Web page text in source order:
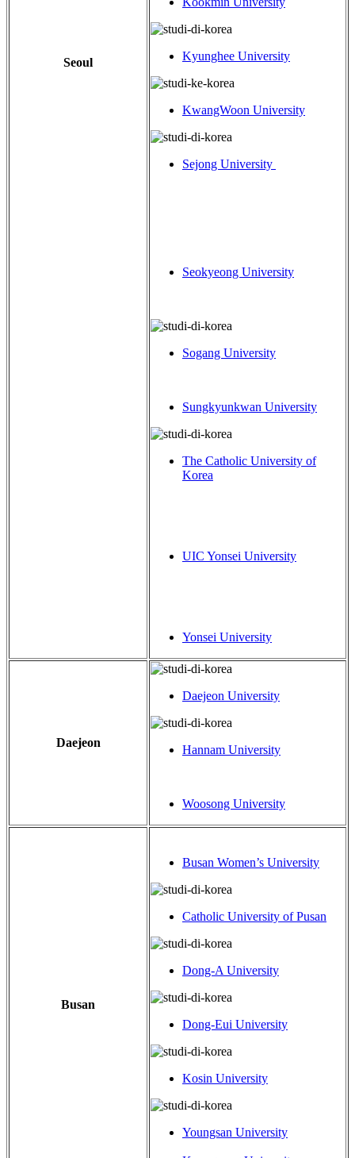
Seoul Kyunghee University
KwangWoon University
Sejong University
Seokyeong University
Sogang University
Sungkyunkwan University
The Catholic University of
Korea
UIC Yonsei University
Yonsei University
Daejeon
Daejeon University
Hannam University
Woosong University
Busan
Busan Women’s University
Catholic University of Pusan
Dong-A University
Dong-Eui University
Kosin University
Youngsan University